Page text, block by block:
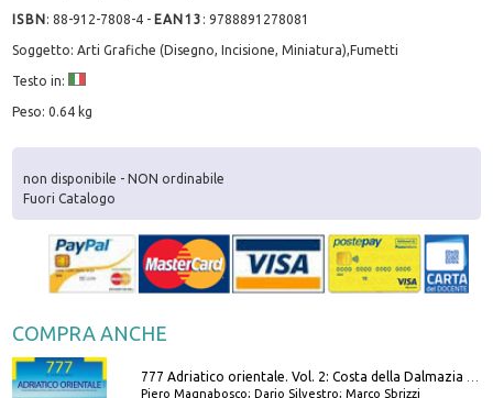
ISBN:88-912-7808-4 - EAN13 :9788891278081
Soggetto: Arti Grafiche (Disegno, Incisione, Miniatura),Fumetti
Testo in:
Peso: 0.64 kg
non disponibile - NON ordinabile
Fuori Catalogo
COMPRA ANCHE
Piero Magnabosco; Dario Silvestro; Marco Sbrizzi